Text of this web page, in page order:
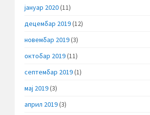
јануар 2020(11)
децембар 2019(12)
новембар 2019(3)
октобар 2019(11)
септембар 2019(1)
мај 2019(3)
април 2019(3)